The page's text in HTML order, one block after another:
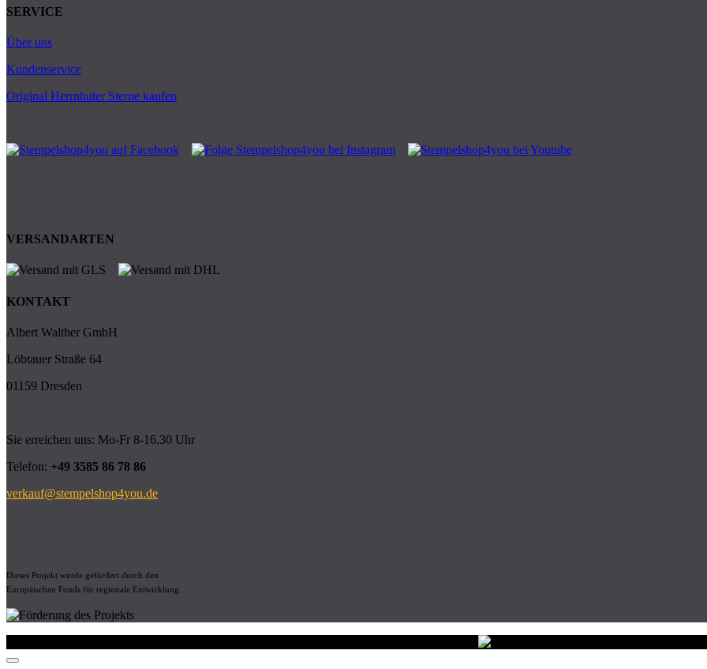
SERVICE
Über uns
Kundenservice
Original Herrnhuter Sterne kaufen
VERSANDARTEN
KONTAKT
Albert Walther GmbH
Löbtauer Straße 64
01159 Dresden
Sie erreichen uns: Mo-Fr 8-16.30 Uhr
Telefon: +49 3585 86 78 86
verkauf@stempelshop4you.de
Dieses Projekt wurde gefördert durch den
Europäischen Fonds für regionale Entwicklung.